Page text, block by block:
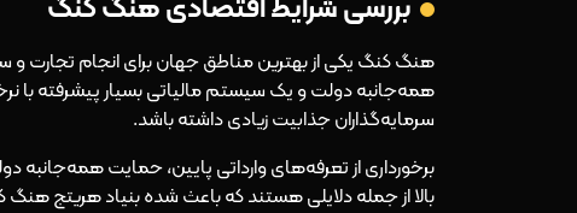
بررسی شرایط اقتصادی هنگ کنگ
هنگ کنگ یکی از بهترین مناطق جهان برای انجام تجارت
همه‌جانبه دولت و یک سیستم مالیاتی بسیار پیشرفته با
سرمایه‌گذاران جذابیت زیادی داشته باشد.
برخورداری از تعرفه‌های وارداتی پایین، حمایت
بالا از جمله دلایلی هستند که باعث شده بنیاد هریتج هنگ